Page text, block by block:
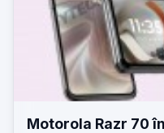
Motorola Razr 70